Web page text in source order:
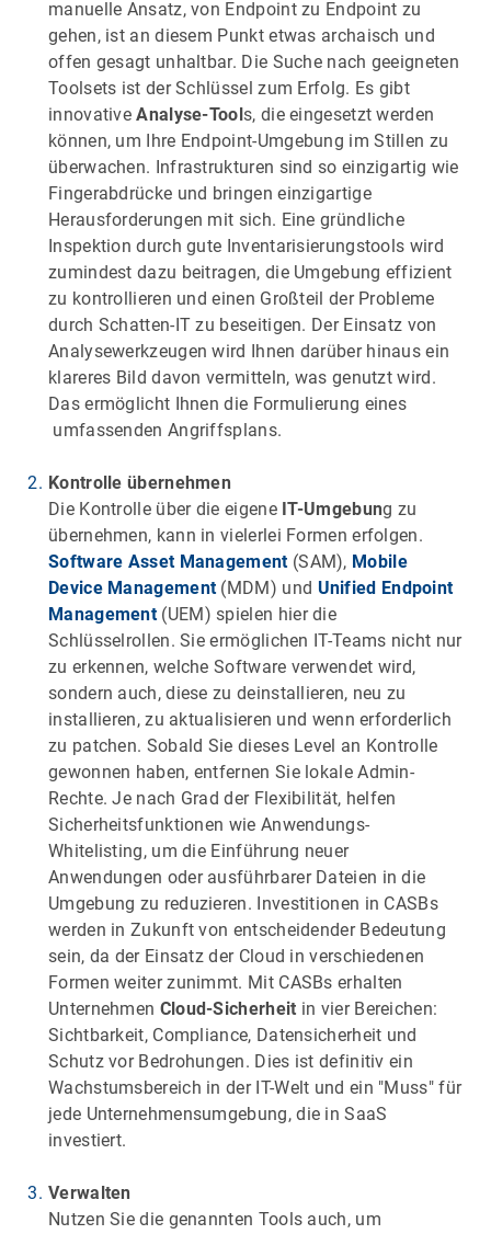
manuelle Ansatz, von Endpoint zu Endpoint zu
gehen, ist an diesem Punkt etwas archaisch und
offen gesagt unhaltbar. Die Suche nach geeigneten
Toolsets ist der Schlüssel zum Erfolg. Es gibt
innovativeAnalyse-Tools, die eingesetzt werden
können, um Ihre Endpoint-Umgebung im Stillen zu
überwachen. Infrastrukturen sind so einzigartig wie
Fingerabdrücke und bringen einzigartige
Herausforderungen mit sich. Eine gründliche
Inspektion durch gute Inventarisierungstools wird
zumindest dazu beitragen, die Umgebung effizient
zu kontrollieren und einen Großteil der Probleme
durch Schatten-IT zu beseitigen. Der Einsatz von
Analysewerkzeugen wird Ihnen darüber hinaus ein
klareres Bild davon vermitteln, was genutzt wird.
Das ermöglicht Ihnen die Formulierung eines
umfassenden Angriffsplans.
Kontrolle übernehmen
Die Kontrolle über die eigene IT-Umgebung zu
übernehmen, kann in vielerlei Formen erfolgen.
Software Asset Management(SAM), Mobile
Device Management(MDM) und Unified Endpoint
Management(UEM) spielen hier die
Schlüsselrollen. Sie ermöglichen IT-Teams nicht nur
zu erkennen, welche Software verwendet wird,
sondern auch, diese zu deinstallieren, neu zu
installieren, zu aktualisieren und wenn erforderlich
zu patchen. Sobald Sie dieses Level an Kontrolle
gewonnen haben, entfernen Sie lokale Admin-
Rechte. Je nach Grad der Flexibilität, helfen
Sicherheitsfunktionen wie Anwendungs-
Whitelisting, um die Einführung neuer
Anwendungen oder ausführbarer Dateien in die
Umgebung zu reduzieren. Investitionen in CASBs
werden in Zukunft von entscheidender Bedeutung
sein, da der Einsatz der Cloud in verschiedenen
Formen weiter zunimmt. Mit CASBs erhalten
Unternehmen Cloud-Sicherheit in vier Bereichen:
Sichtbarkeit, Compliance, Datensicherheit und
Schutz vor Bedrohungen. Dies ist definitiv ein
Wachstumsbereich in der IT-Welt und ein "Muss" für
jede Unternehmensumgebung, die in SaaS
investiert.
Verwalten
Nutzen Sie die genannten Tools auch, um